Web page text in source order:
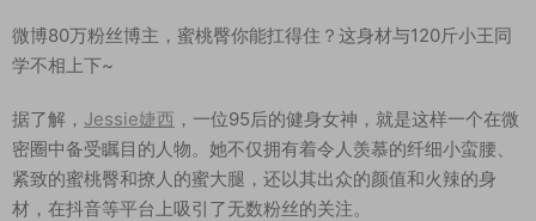
微博80万粉丝博主，蜜桃臀你能扛得住？这身材与120斤小王同
学不相上下~
据了解， Jessie婕西 ，一位95后的健身女神，就是这样一个在微
密圈中备受瞩目的人物。她不仅拥有着令人羡慕的纤细小蛮腰、
紧致的蜜桃臀和撩人的蜜大腿，还以其出众的颜值和火辣的身
材，在抖音等平台上吸引了无数粉丝的关注。